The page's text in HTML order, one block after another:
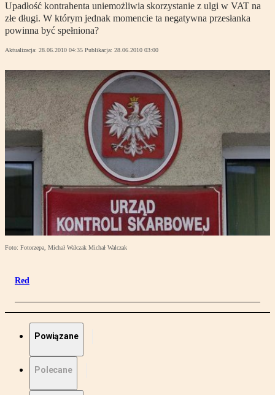
Upadłość kontrahenta uniemożliwia skorzystanie z ulgi w VAT na
złe długi. W którym jednak momencie ta negatywna przesłanka
powinna być spełniona?
Aktualizacja: 28.06.2010 04:35 Publikacja: 28.06.2010 03:00
Foto: Fotorzepa, Michał Walczak Michał Walczak
Red
Powiązane
Polecane